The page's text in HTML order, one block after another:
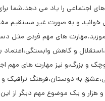
اجتماعی را یاد می دهد.شما
و به صورت غیر مستقیم
آموزید.مهارت های مهم فردی مثل
و کاهش وابستگی،اعتماد
و بزرگ،و نیز مهارت های مهم
به دوستان،فرهنگ ترافیک و
و هزار و یک موضوع مهم دیگر از